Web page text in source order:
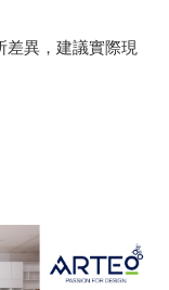
異，建議實際現